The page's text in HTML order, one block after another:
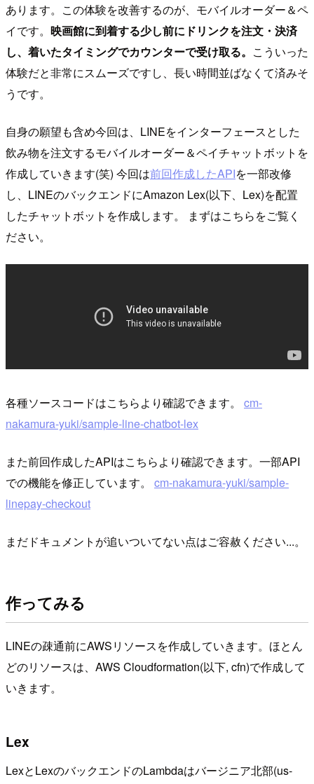
あります。この体験を改善するのが、モバイルオーダー＆ペ
イです。 映画館に到着する少し前にドリンクを注文・決済
し、着いたタイミングでカウンターで受け取る。 こういった
体験だと非常にスムーズですし、長い時間並ばなくて済みそ
うです。
自身の願望も含め今回は、LINEをインターフェースとした
飲み物を注文するモバイルオーダー＆ペイチャットボットを
作成していきます(笑) 今回は前回作成したAPIを一部改修
し、LINEのバックエンドにAmazon Lex(以下、Lex)を配置
したチャットボットを作成します。 まずはこちらをご覧く
ださい。
各種ソースコードはこちらより確認できます。 cm-
nakamura-yuki/sample-line-chatbot-lex
また前回作成したAPIはこちらより確認できます。一部API
での機能を修正しています。 cm-nakamura-yuki/sample-
linepay-checkout
まだドキュメントが追いついてない点はご容赦ください...。
作ってみる
LINEの疎通前にAWSリソースを作成していきます。ほとん
どのリソースは、AWS Cloudformation(以下, cfn)で作成して
いきます。
Lex
LexとLexのバックエンドのLambdaはバージニア北部(us-